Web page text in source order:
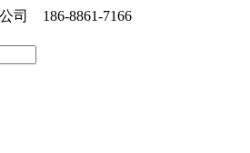
司 186-8861-7166